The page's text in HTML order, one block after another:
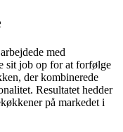
med
sit job op for at forfølge
der kombinerede
Resultatet hedder
på markedet i